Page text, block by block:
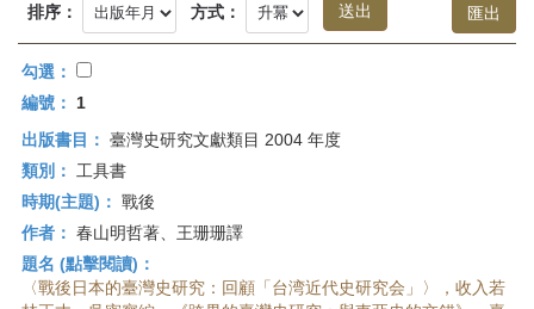
院-
臺
灣
史
研
究
所-
排序： 方式：
勾選：
編號：
1
出版書目： 臺灣史研究文獻類目 2004 年度
類別：
工具書
時期(主題)： 戰後
作者： 春山明哲著、王珊珊譯
題名 (點擊閱讀)：
〈戰後日本的臺灣史研究：回顧「台湾近代史研究会」〉，收入若